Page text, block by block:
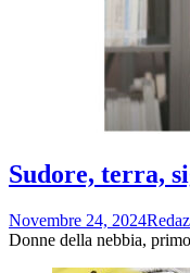
Sudore, terra,
Novembre 24, 2024
Donne della nebbia,